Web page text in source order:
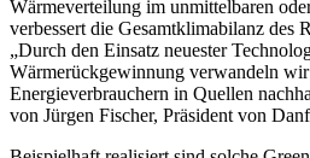
Wärmeverteilung im unmittelbaren
verbessert die Gesamtklimabilanz des
„Durch den Einsatz neuester
Wärmerückgewinnung verwandeln
Energieverbrauchern in Quellen
von Jürgen Fischer, Präsident von